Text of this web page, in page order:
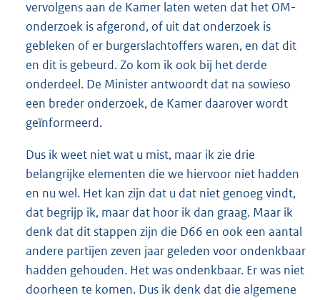
vervolgens aan de Kamer laten weten dat het OM-
onderzoek is afgerond, of uit dat onderzoek is
gebleken of er burgerslachtoffers waren, en dat dit
en dit is gebeurd. Zo kom ik ook bij het derde
onderdeel. De Minister antwoordt dat na sowieso
een breder onderzoek, de Kamer daarover wordt
geïnformeerd.
Dus ik weet niet wat u mist, maar ik zie drie
belangrijke elementen die we hiervoor niet hadden
en nu wel. Het kan zijn dat u dat niet genoeg vindt,
dat begrijp ik, maar dat hoor ik dan graag. Maar ik
denk dat dit stappen zijn die D66 en ook een aantal
andere partijen zeven jaar geleden voor ondenkbaar
hadden gehouden. Het was ondenkbaar. Er was niet
doorheen te komen. Dus ik denk dat die algemene